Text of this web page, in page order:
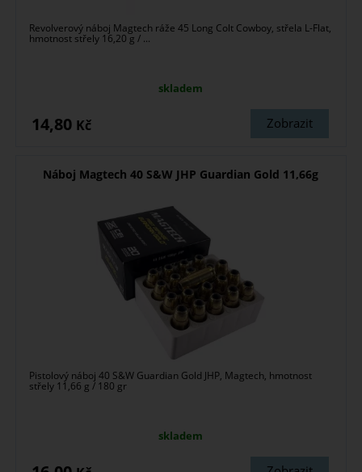
Revolverový náboj Magtech ráže 45 Long Colt Cowboy, střela L-Flat,
hmotnost střely 16,20 g / ...
skladem
Zobrazit
14,80 Kč
Náboj Magtech 40 S&W JHP Guardian Gold 11,66g
Pistolový náboj 40 S&W Guardian Gold JHP, Magtech, hmotnost
střely 11,66 g / 180 gr
skladem